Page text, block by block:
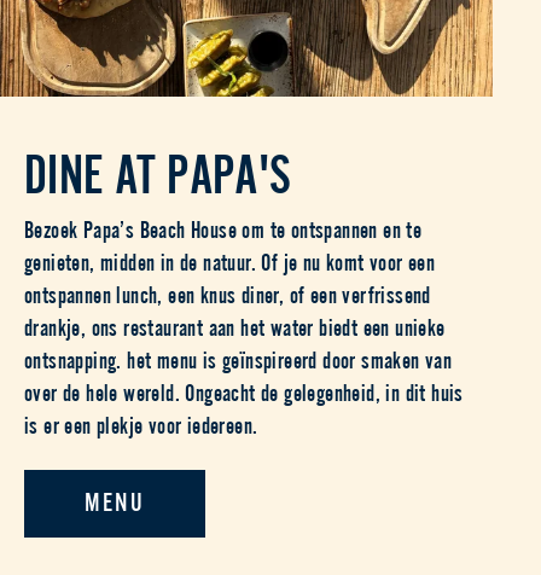
DINE AT PAPA'S
Bezoek Papa’s Beach House om te ontspannen en te
genieten, midden in de natuur. Of je nu komt voor een
ontspannen lunch, een knus diner, of een verfrissend
drankje, ons restaurant aan het water biedt een unieke
ontsnapping. het menu is geïnspireerd door smaken van
over de hele wereld. Ongeacht de gelegenheid, in dit huis
is er een plekje voor iedereen.
MENU